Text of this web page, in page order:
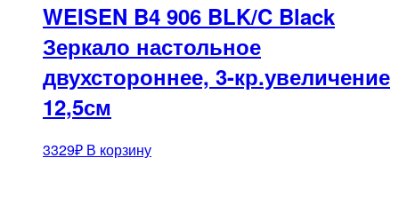
WEISEN B4 906 BLK/C Black
Зеркало настольное
двухстороннее, 3-кр.увеличение
12,5см
3329₽ В корзину